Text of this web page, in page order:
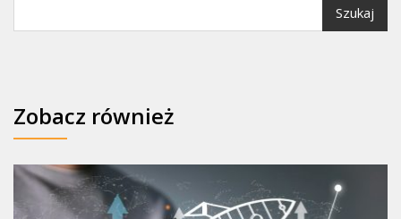
Szukaj
Zobacz również